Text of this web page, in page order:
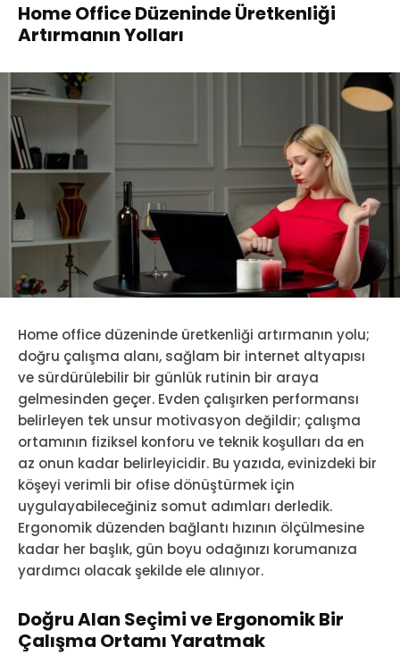
Home Office Düzeninde Üretkenliği
Artırmanın Yolları
Home office düzeninde üretkenliği artırmanın yolu;
doğru çalışma alanı, sağlam bir internet altyapısı
ve sürdürülebilir bir günlük rutinin bir araya
gelmesinden geçer. Evden çalışırken performansı
belirleyen tek unsur motivasyon değildir; çalışma
ortamının fiziksel konforu ve teknik koşulları da en
az onun kadar belirleyicidir. Bu yazıda, evinizdeki bir
köşeyi verimli bir ofise dönüştürmek için
uygulayabileceğiniz somut adımları derledik.
Ergonomik düzenden bağlantı hızının ölçülmesine
kadar her başlık, gün boyu odağınızı korumanıza
yardımcı olacak şekilde ele alınıyor.
Doğru Alan Seçimi ve Ergonomik Bir
Çalışma Ortamı Yaratmak